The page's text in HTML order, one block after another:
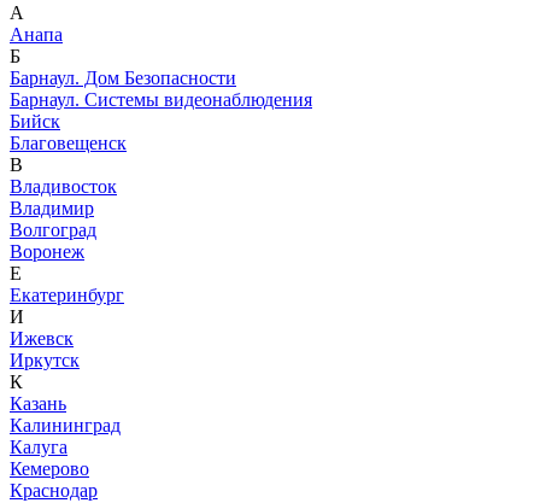
А
Анапа
Б
Барнаул. Дом Безопасности
Барнаул. Системы видеонаблюдения
Бийск
Благовещенск
В
Владивосток
Владимир
Волгоград
Воронеж
Е
Екатеринбург
И
Ижевск
Иркутск
К
Казань
Калининград
Калуга
Кемерово
Краснодар